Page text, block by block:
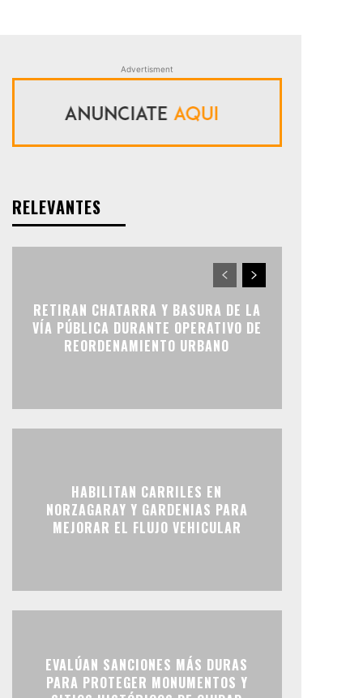
Advertisment
RELEVANTES
RETIRAN CHATARRA Y BASURA DE LA
VÍA PÚBLICA DURANTE OPERATIVO DE
REORDENAMIENTO URBANO
HABILITAN CARRILES EN
NORZAGARAY Y GARDENIAS PARA
MEJORAR EL FLUJO VEHICULAR
EVALÚAN SANCIONES MÁS DURAS
PARA PROTEGER MONUMENTOS Y